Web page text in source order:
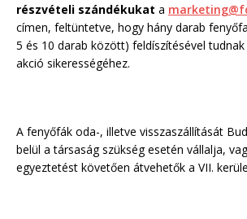
részvételi szándékukat a
címen, feltüntetve, hogy hány darab
5 és 10 darab között) feldíszítésével
akció sikerességéhez.
A fenyőfák oda-, illetve visszaszállítását
belül a társaság szükség esetén vállalja,
egyeztetést követően átvehetők a VII.